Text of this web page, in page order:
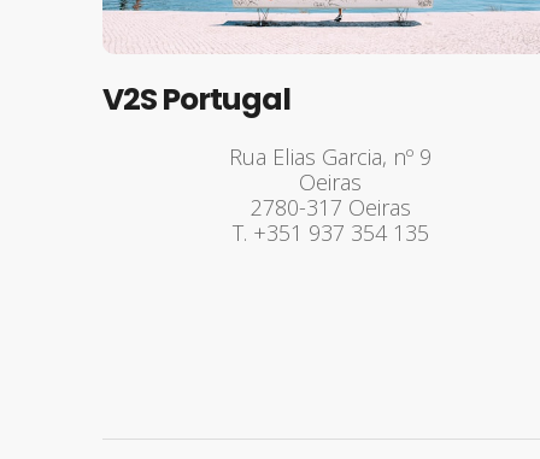
V2S Portugal
Rua Elias Garcia, nº 9
Oeiras
2780-317 Oeiras
T. +351 937 354 135